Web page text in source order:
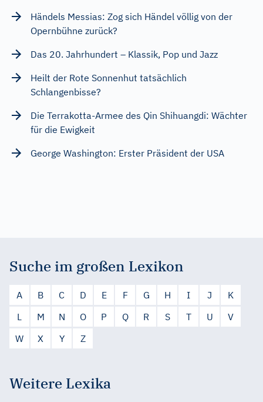
Händels Messias: Zog sich Händel völlig von der
Opernbühne zurück?
Das 20. Jahrhundert – Klassik, Pop und Jazz
Heilt der Rote Sonnenhut tatsächlich
Schlangenbisse?
Die Terrakotta-Armee des Qin Shihuangdi: Wächter
für die Ewigkeit
George Washington: Erster Präsident der USA
Suche im großen Lexikon
A B C D E F G H I J
K
L
M N O P Q R S T U
V
W
X Y Z
Weitere Lexika